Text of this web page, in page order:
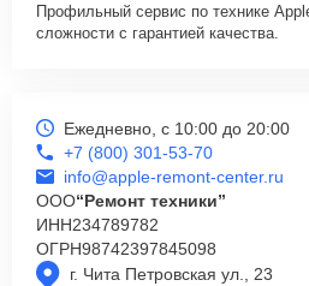
Профильный сервис по технике
сложности с гарантией качества.
г. Чита Петровская ул., 23
Ежедневно, с 10:00 до 20:00
+7 (800) 301-53-70
info@apple-remont-center.ru
ООО“Ремонт техники”
ИНН234789782
ОГРН98742397845098